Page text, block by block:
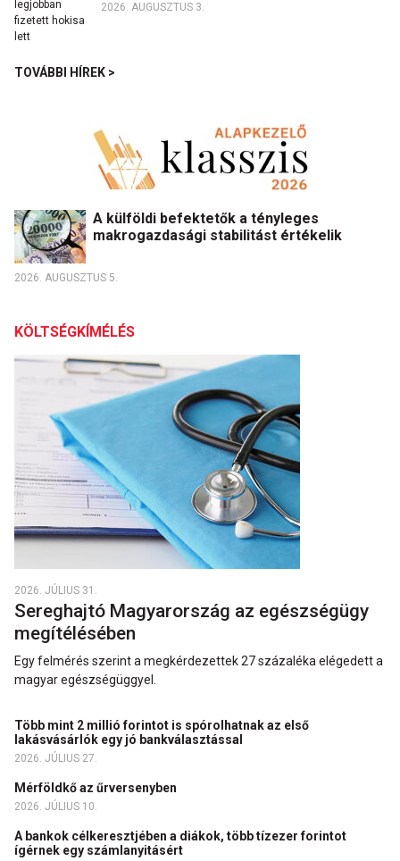
2026. AUGUSZTUS 3.
TOVÁBBI HÍREK >
A külföldi befektetők a tényleges
makrogazdasági stabilitást értékelik
2026. AUGUSZTUS 5.
KÖLTSÉGKÍMÉLÉS
2026. JÚLIUS 31.
Sereghajtó Magyarország az egészségügy
megítélésében
Egy felmérés szerint a megkérdezettek 27 százaléka elégedett a
magyar egészségüggyel.
Több mint 2 millió forintot is spórolhatnak az első
lakásvásárlók egy jó bankválasztással
2026. JÚLIUS 27.
Mérföldkő az űrversenyben
2026. JÚLIUS 10.
A bankok célkeresztjében a diákok, több tízezer forintot
ígérnek egy számlanyitásért